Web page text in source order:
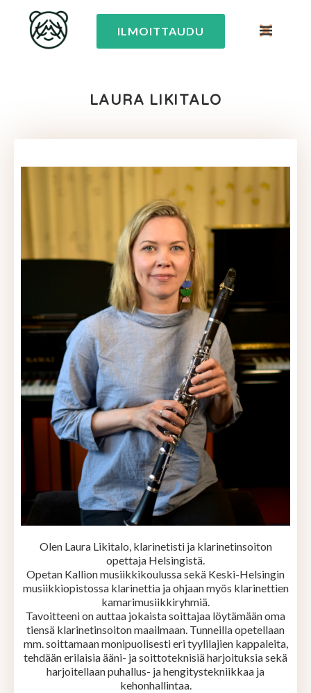
ILMOITTAUDU
LAURA LIKITALO
Olen Laura Likitalo, klarinetisti ja klarinetinsoiton
opettaja Helsingistä.
Opetan Kallion musiikkikoulussa sekä Keski-Helsingin
musiikkiopistossa klarinettia ja ohjaan myös klarinettien
kamarimusiikkiryhmiä.
Tavoitteeni on auttaa jokaista soittajaa löytämään oma
tiensä klarinetinsoiton maailmaan. Tunneilla opetellaan
mm. soittamaan monipuolisesti eri tyylilajien kappaleita,
tehdään erilaisia ääni- ja soittoteknisiä harjoituksia sekä
harjoitellaan puhallus- ja hengitystekniikkaa ja
kehonhallintaa.